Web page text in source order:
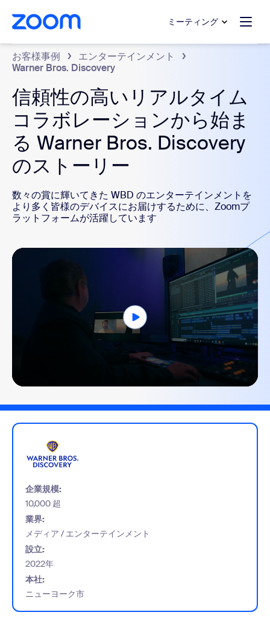
テンツへスキップ
ットへスキップ ミーティング
お客様事例
エンターテインメント
Warner Bros. Discovery
信頼性の高いリアルタイム
コラボレーションから始ま
る Warner Bros. Discovery
のストーリー
数々の賞に輝いてきた WBD のエンターテインメントを
より多く皆様のデバイスにお届けするために、Zoomプ
ラットフォームが活躍しています
of
minutes,
seconds
企業規模:
10,000 超
業界:
メディア / エンターテインメント
設立:
2022年
本社:
ニューヨーク市